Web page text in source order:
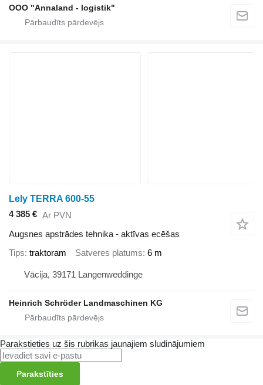
OOO "Annaland - logistik"
Lely TERRA 600-55
4 385 € Ar PVN
Augsnes apstrādes tehnika - aktīvas ecēšas
Tips traktoram Satveres platums 6 m
Vācija, 39171 Langenweddinge
Heinrich Schröder Landmaschinen KG
Parakstieties uz šis rubrikas jaunajiem sludinājumiem
Parakstīties